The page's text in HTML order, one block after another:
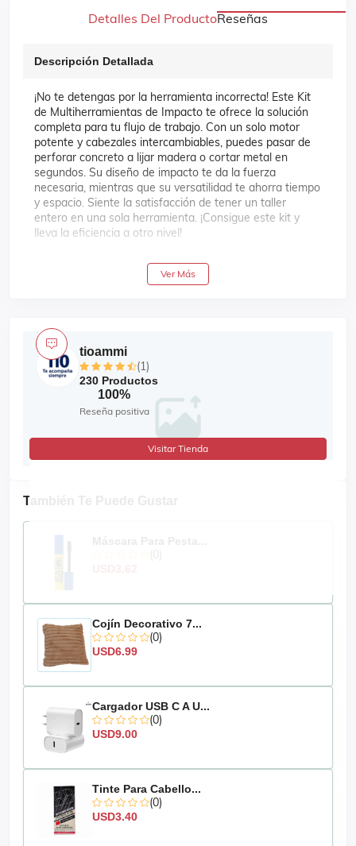
Detalles Del ProductoReseñas
Descripción Detallada
¡No te detengas por la herramienta incorrecta! Este Kit
de Multiherramientas de Impacto te ofrece la solución
completa para tu flujo de trabajo. Con un solo motor
potente y cabezales intercambiables, puedes pasar de
perforar concreto a lijar madera o cortar metal en
segundos. Su diseño de impacto te da la fuerza
necesaria, mientras que su versatilidad te ahorra tiempo
y espacio. Siente la satisfacción de tener un taller
entero en una sola herramienta. ¡Consigue este kit y
lleva la eficiencia a otro nivel!
DETALLES ADICIONALES:
Protección de carga inteligente
4.0 AH
Ver Más
También Te Puede Gustar
Cojín Decorativo 7...
(0)
USD6.99
Cargador USB C A U...
(0)
USD9.00
Tinte Para Cabello...
(0)
USD3.40
tioammi
(1)
230 Productos
100%
Reseña positiva
Visitar Tienda